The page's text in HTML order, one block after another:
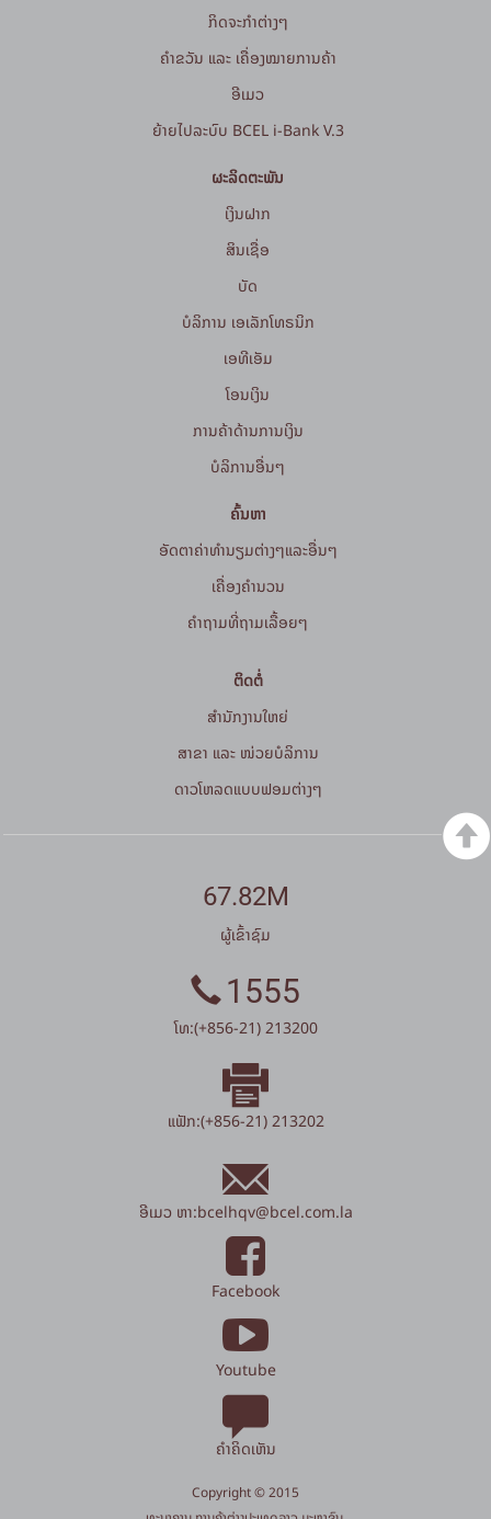
ກິດຈະກໍາຕ່າງໆ
ຄຳຂວັນ ແລະ ເຄື່ອງໝາຍການຄ້າ
ອີເມວ
ຍ້າຍໄປລະບົບ BCEL i-Bank V.3
ຜະລິດຕະພັນ
ເງິນຝາກ
ສິນເຊື່ອ
ບັດ
ບໍລິການ ເອເລັກໂທຣນິກ
ເອທີເອັມ
ໂອນເງິນ
ການຄ້າດ້ານການເງິນ
ບໍລິການອື່ນໆ
ຄົ້ນຫາ
ອັດຕາຄ່າທຳນຽມຕ່າງໆແລະອື່ນໆ
ເຄື່ອງຄຳນວນ
ຄໍາຖາມທີ່ຖາມເລື້ອຍໆ
ຕິດຕໍ່
ສໍານັກງານໃຫຍ່
ສາຂາ ແລະ ໜ່ວຍບໍລິການ
ດາວໂຫລດແບບຟອມຕ່າງໆ
67.82M
ຜູ້ເຂົ້າຊົມ
1555
ໂທ:(+856-21) 213200
ແຟັກ:(+856-21) 213202
ອີເມວ ຫາ:bcelhqv@bcel.com.la
Facebook
Youtube
ຄຳຄິດເຫັນ
Copyright © 2015